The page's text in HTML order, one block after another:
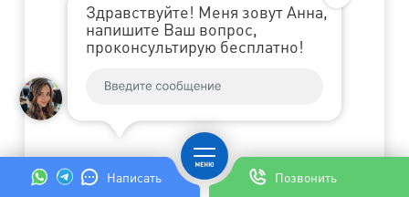
Написать Позвонить
Здравствуйте! Меня зовут Анна,
напишите Ваш вопрос,
проконсультирую бесплатно!